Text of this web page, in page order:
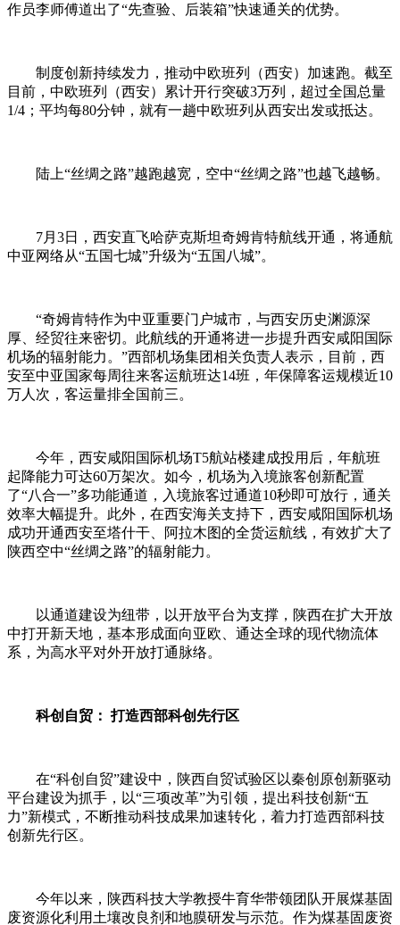
作员李师傅道出了“先查验、后装箱”快速通关的优势。
制度创新持续发力，推动中欧班列（西安）加速跑。截至
目前，中欧班列（西安）累计开行突破3万列，超过全国总量
1/4；平均每80分钟，就有一趟中欧班列从西安出发或抵达。
陆上“丝绸之路”越跑越宽，空中“丝绸之路”也越飞越畅。
7月3日，西安直飞哈萨克斯坦奇姆肯特航线开通，将通航
中亚网络从“五国七城”升级为“五国八城”。
“奇姆肯特作为中亚重要门户城市，与西安历史渊源深
厚、经贸往来密切。此航线的开通将进一步提升西安咸阳国际
机场的辐射能力。”西部机场集团相关负责人表示，目前，西
安至中亚国家每周往来客运航班达14班，年保障客运规模近10
万人次，客运量排全国前三。
今年，西安咸阳国际机场T5航站楼建成投用后，年航班
起降能力可达60万架次。如今，机场为入境旅客创新配置
了“八合一”多功能通道，入境旅客过通道10秒即可放行，通关
效率大幅提升。此外，在西安海关支持下，西安咸阳国际机场
成功开通西安至塔什干、阿拉木图的全货运航线，有效扩大了
陕西空中“丝绸之路”的辐射能力。
以通道建设为纽带，以开放平台为支撑，陕西在扩大开放
中打开新天地，基本形成面向亚欧、通达全球的现代物流体
系，为高水平对外开放打通脉络。
科创自贸： 打造西部科创先行区
在“科创自贸”建设中，陕西自贸试验区以秦创原创新驱动
平台建设为抓手，以“三项改革”为引领，提出科技创新“五
力”新模式，不断推动科技成果加速转化，着力打造西部科技
创新先行区。
今年以来，陕西科技大学教授牛育华带领团队开展煤基固
废资源化利用土壤改良剂和地膜研发与示范。作为煤基固废资